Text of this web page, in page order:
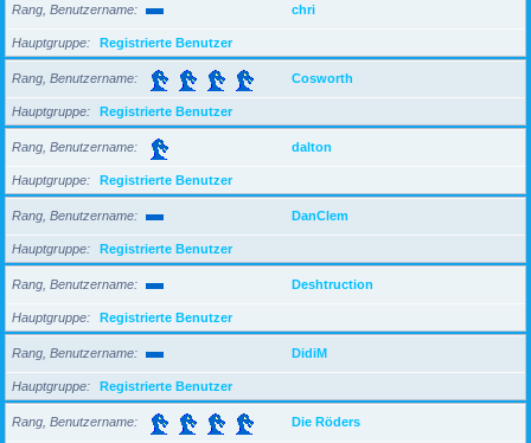
Rang, Benutzername chri
Hauptgruppe Registrierte Benutzer
Rang, Benutzername Cosworth
Hauptgruppe Registrierte Benutzer
Rang, Benutzername dalton
Hauptgruppe Registrierte Benutzer
Rang, Benutzername DanClem
Hauptgruppe Registrierte Benutzer
Rang, Benutzername Deshtruction
Hauptgruppe Registrierte Benutzer
Rang, Benutzername DidiM
Hauptgruppe Registrierte Benutzer
Rang, Benutzername Die Röders